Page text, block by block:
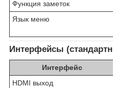
Функция заметок
Язык меню
Интерфейсы
Интерфейс
HDMI выход